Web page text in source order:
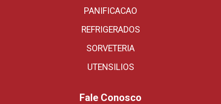
PANIFICACAO
REFRIGERADOS
SORVETERIA
UTENSILIOS
Fale Conosco